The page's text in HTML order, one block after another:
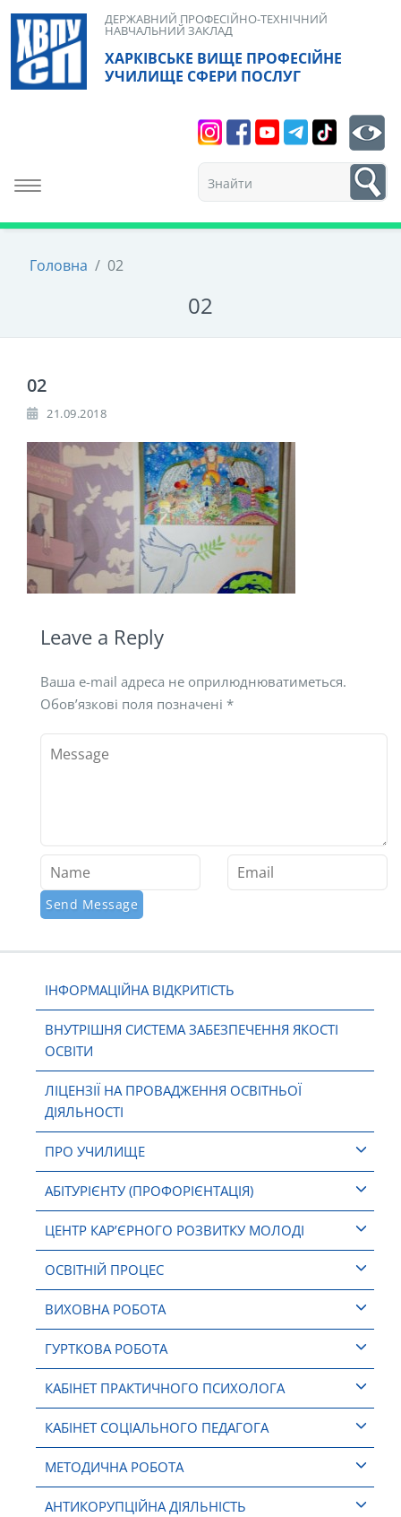
Skip
content
ХАРКІВСЬКЕ ВИЩЕ ПРОФЕСІЙНЕ
УЧИЛИЩЕ СФЕРИ ПОСЛУГ
ДЕРЖАВНИЙ ПРОФЕСІЙНО-ТЕХНІЧНИЙ
НАВЧАЛЬНИЙ ЗАКЛАД
Toggle navigation
1
Головна / 02
02
ІНФОРМАЦІЙНА ВІДКРИТІСТЬ
ВНУТРІШНЯ СИСТЕМА ЗАБЕЗПЕЧЕННЯ ЯКОСТІ
ОСВІТИ
ЛІЦЕНЗІЇ НА ПРОВАДЖЕННЯ ОСВІТНЬОЇ
ДІЯЛЬНОСТІ
ПРО УЧИЛИЩЕ
АБІТУРІЄНТУ (ПРОФОРІЄНТАЦІЯ)
ЦЕНТР КАР’ЄРНОГО РОЗВИТКУ МОЛОДІ
ОСВІТНІЙ ПРОЦЕС
ВИХОВНА РОБОТА
ГУРТКОВА РОБОТА
КАБІНЕТ ПРАКТИЧНОГО ПСИХОЛОГА
КАБІНЕТ СОЦІАЛЬНОГО ПЕДАГОГА
МЕТОДИЧНА РОБОТА
АНТИКОРУПЦІЙНА ДІЯЛЬНІСТЬ
02
21.09.2018
Leave a Reply
Ваша e-mail адреса не оприлюднюватиметься.
Обов’язкові поля позначені *